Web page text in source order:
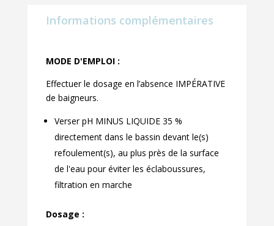
Informations complémentaires
MODE D'EMPLOI :
Effectuer le dosage en l’absence IMPÉRATIVE
de baigneurs.
Verser pH MINUS LIQUIDE 35 %
directement dans le bassin devant le(s)
refoulement(s), au plus près de la surface
de l'eau pour éviter les éclaboussures,
filtration en marche
Dosage :